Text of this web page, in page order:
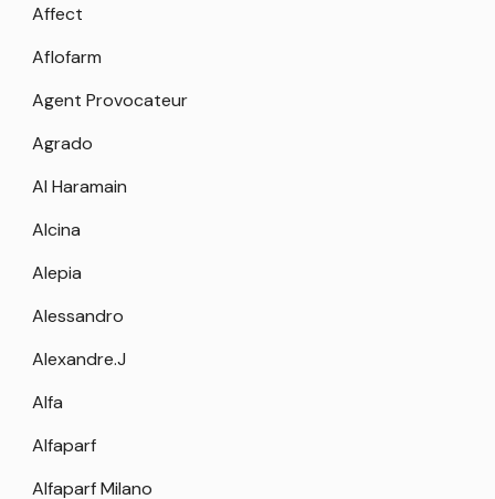
Affect
Aflofarm
Agent Provocateur
Agrado
Al Haramain
Alcina
Alepia
Alessandro
Alexandre.J
Alfa
Alfaparf
Alfaparf Milano